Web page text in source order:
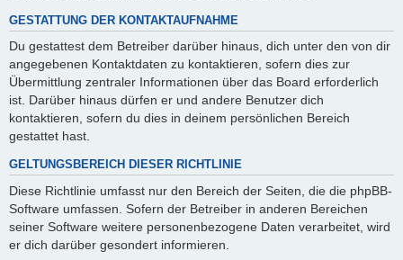
GESTATTUNG DER KONTAKTAUFNAHME
Du gestattest dem Betreiber darüber hinaus, dich unter den von dir
angegebenen Kontaktdaten zu kontaktieren, sofern dies zur
Übermittlung zentraler Informationen über das Board erforderlich
ist. Darüber hinaus dürfen er und andere Benutzer dich
kontaktieren, sofern du dies in deinem persönlichen Bereich
gestattet hast.
GELTUNGSBEREICH DIESER RICHTLINIE
Diese Richtlinie umfasst nur den Bereich der Seiten, die die phpBB-
Software umfassen. Sofern der Betreiber in anderen Bereichen
seiner Software weitere personenbezogene Daten verarbeitet, wird
er dich darüber gesondert informieren.